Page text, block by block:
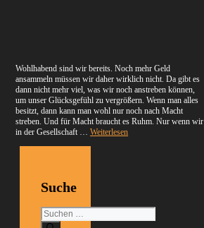
Wohlhabend sind wir bereits. Noch mehr Geld
ansammeln müssen wir daher wirklich nicht. Da gibt es
dann nicht mehr viel, was wir noch anstreben können,
um unser Glücksgefühl zu vergrößern. Wenn man alles
besitzt, dann kann man wohl nur noch nach Macht
streben. Und für Macht braucht es Ruhm. Nur wenn wir
in der Gesellschaft …Weiterlesen
Suche
Suchen
nach: